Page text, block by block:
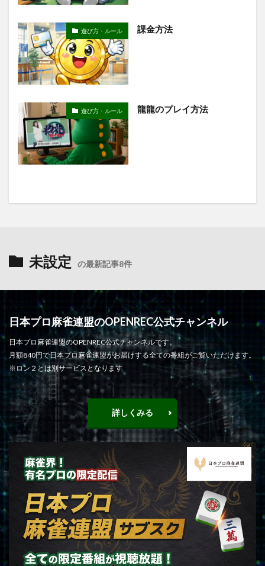
遊び方・ルール 課金方法
遊び方・ルール 龍龍のプレイ方法
未設定 の最新記事8件
日本プロ麻雀連盟のOPENREC公式チャンネル
日本プロ麻雀連盟のOPENREC公式チャンネルです。
月額840円で日本プロ麻雀連盟がお届けする全ての番組がご覧いただけます。
※ロン２とは別サービスとなります
詳しくみる